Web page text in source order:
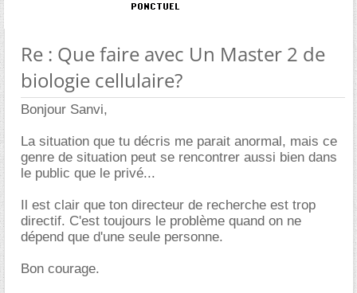
Re : Que faire avec Un Master 2 de
biologie cellulaire?
Bonjour Sanvi,
La situation que tu décris me parait anormal, mais ce
genre de situation peut se rencontrer aussi bien dans
le public que le privé...
Il est clair que ton directeur de recherche est trop
directif. C'est toujours le problème quand on ne
dépend que d'une seule personne.
Bon courage.